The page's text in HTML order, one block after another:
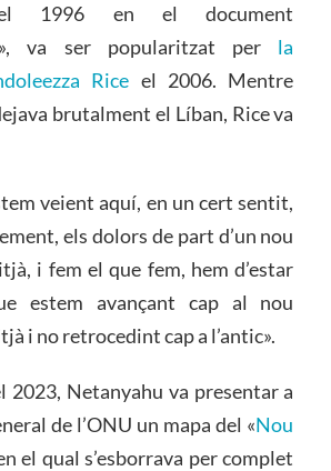
el 1996 en el document
, va ser popularitzat per la
Rice el 2006. Mentre
brutalment el Líban, Rice va
veient aquí, en un cert sentit,
els dolors de part d’un nou
i fem el que fem, hem d’estar
estem avançant cap al nou
i no retrocedint cap a l’antic».
2023, Netanyahu va presentar a
de l’ONU un mapa del «Nou
el qual s’esborrava per complet